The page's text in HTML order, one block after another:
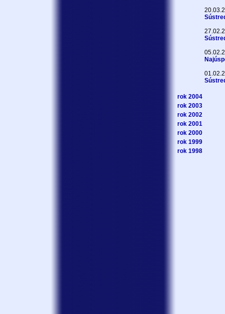
rok 2004
rok 2003
rok 2002
rok 2001
rok 2000
rok 1999
rok 1998